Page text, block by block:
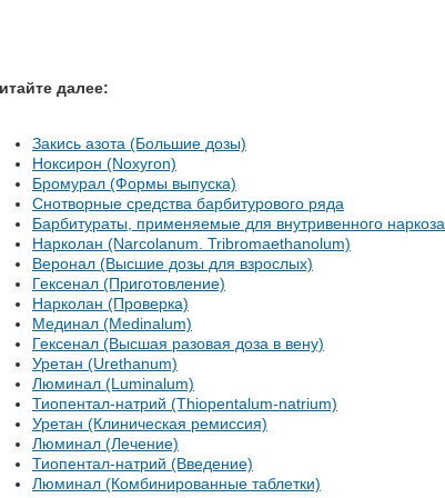
далее:
Закись азота (Большие дозы)
Ноксирон (Noxyron)
Бромурал (Формы выпуска)
Снотворные средства барбитурового ряда
Барбитураты, применяемые для внутривенного наркоза
Нарколан (Narcolanum. Tribromaethanolum)
Веронал (Высшие дозы для взрослых)
Гексенал (Приготовление)
Нарколан (Проверка)
Мединал (Medinalum)
Гексенал (Высшая разовая доза в вену)
Уретан (Urethanum)
Люминал (Luminalum)
Тиопентал-натрий (Thiopentalum-natrium)
Уретан (Клиническая ремиссия)
Люминал (Лечение)
Тиопентал-натрий (Введение)
Люминал (Комбинированные таблетки)